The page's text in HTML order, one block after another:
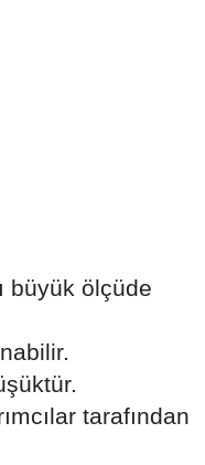
büyük ölçüde
tarafından